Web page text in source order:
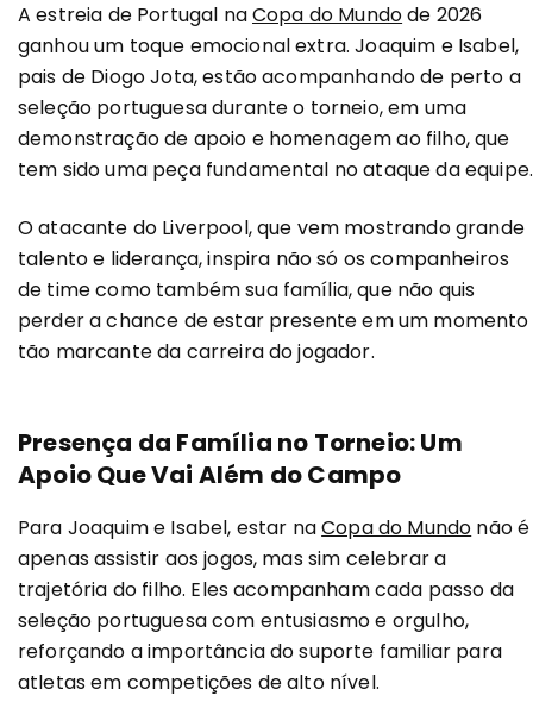
A estreia de Portugal naCopa do Mundode 2026
ganhou um toque emocional extra. Joaquim e Isabel,
pais de Diogo Jota, estão acompanhando de perto a
seleção portuguesa durante o torneio, em uma
demonstração de apoio e homenagem ao filho, que
tem sido uma peça fundamental no ataque da equipe.
O atacante do Liverpool, que vem mostrando grande
talento e liderança, inspira não só os companheiros
de time como também sua família, que não quis
perder a chance de estar presente em um momento
tão marcante da carreira do jogador.
Presença da Família no Torneio: Um
Apoio Que Vai Além do Campo
Para Joaquim e Isabel, estar naCopa do Mundo não é
apenas assistir aos jogos, mas sim celebrar a
trajetória do filho. Eles acompanham cada passo da
seleção portuguesa com entusiasmo e orgulho,
reforçando a importância do suporte familiar para
atletas em competições de alto nível.